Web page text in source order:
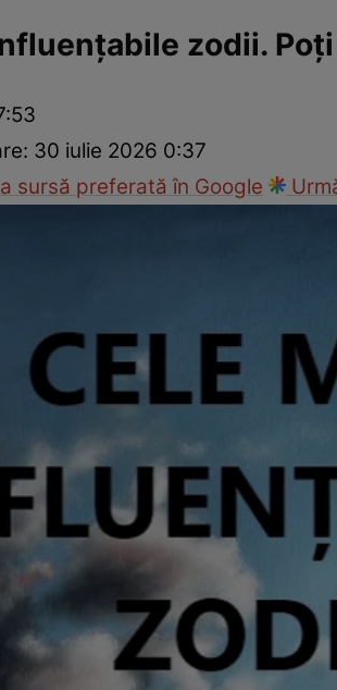
zodii.
30 iulie 2026 0:37
sursă preferată în Google